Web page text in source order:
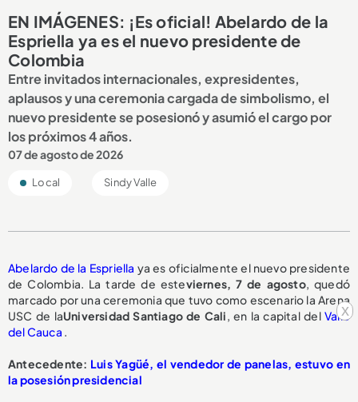
x
EN IMÁGENES: ¡Es oficial! Abelardo de la
Espriella ya es el nuevo presidente de
Colombia
Entre invitados internacionales, expresidentes,
aplausos y una ceremonia cargada de simbolismo, el
nuevo presidente se posesionó y asumió el cargo por
los próximos 4 años.
07 de agosto de 2026
Local Sindy Valle
Abelardo de la Espriella ya es oficialmente el nuevo presidente
de Colombia. La tarde de esteviernes, 7 de agosto, quedó
marcado por una ceremonia que tuvo como escenario la Arena
USC de laUniversidad Santiago de Cali, en la capital del Valle
del Cauca .
Antecedente: Luis Yagüé, el vendedor de panelas, estuvo en
la posesión presidencial